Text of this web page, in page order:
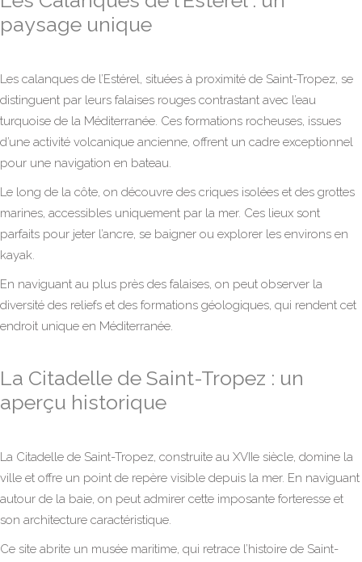
paysage unique
Les calanques de l’Estérel, situées à proximité de Saint-Tropez, se
distinguent par leurs falaises rouges contrastant avec l’eau
turquoise de la Méditerranée. Ces formations rocheuses, issues
d’une activité volcanique ancienne, offrent un cadre exceptionnel
pour une navigation en bateau.
Le long de la côte, on découvre des criques isolées et des grottes
marines, accessibles uniquement par la mer. Ces lieux sont
parfaits pour jeter l’ancre, se baigner ou explorer les environs en
kayak.
En naviguant au plus près des falaises, on peut observer la
diversité des reliefs et des formations géologiques, qui rendent cet
endroit unique en Méditerranée.
La Citadelle de Saint-Tropez : un
aperçu historique
La Citadelle de Saint-Tropez, construite au XVIIe siècle, domine la
ville et offre un point de repère visible depuis la mer. En naviguant
autour de la baie, on peut admirer cette imposante forteresse et
son architecture caractéristique.
Ce site abrite un musée maritime, qui retrace l’histoire de Saint-